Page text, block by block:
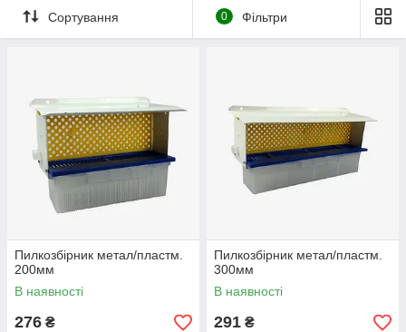
Сортування 0 Фільтри
Пилкозбірник метал/пластм.
200мм
В наявності
276 ₴
Пилкозбірник метал/пластм.
300мм
В наявності
291 ₴